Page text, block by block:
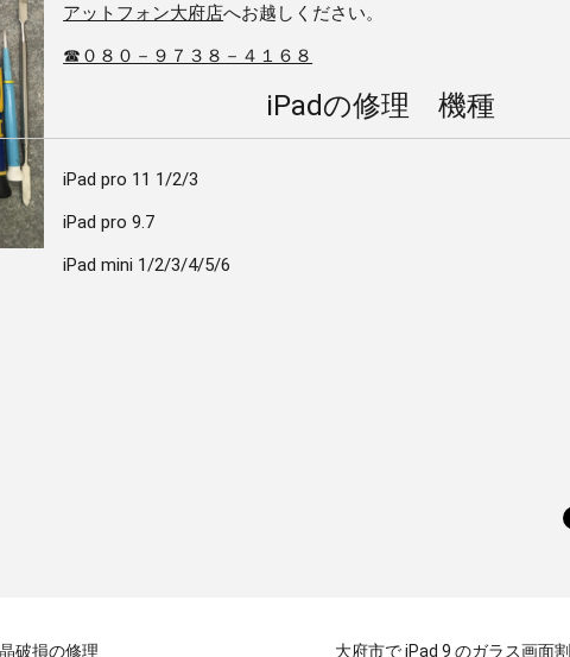
アットフォン大府店へお越しください。
☎０８０－９７３８－４１６８
iPadの修理 機種
iPad pro 11 1/2/3
iPad pro 9.7
iPad mini 1/2/3/4/5/6
破損の修理 大府市で iPad 9 のガラス画面